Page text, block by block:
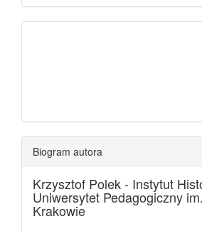
Biogram autora
Krzysztof Polek - Instytut
Uniwersytet Pedagogiczny
Krakowie